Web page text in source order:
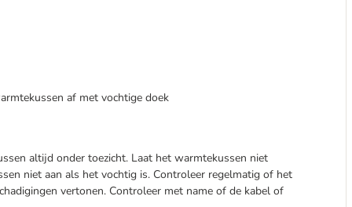
af met vochtige doek
altijd onder toezicht. Laat het warmtekussen niet
niet aan als het vochtig is. Controleer regelmatig of het
vertonen. Controleer met name of de kabel of